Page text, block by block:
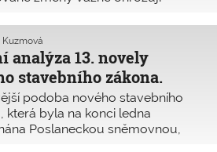
každodenně pracují a jsou
trestněprávně odpovědní za
Stejně tak je nutné vypořádat
připomínky, které veřejně
hasiči, kraje, architekti, urbanisté
občany
práci stavebníkům,
stavebním úředníkům,
orgánům i stavitelům.
analýza 13. novely
stavebního zákona.
není čas ztrácet čas?
Kuzmová
podoba nového stavebního
která byla na konci ledna
Poslaneckou sněmovnou,